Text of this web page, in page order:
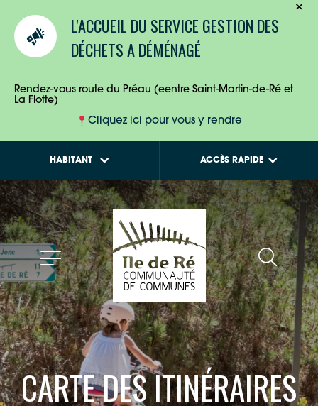
L'ACCUEIL DU SERVICE GESTION DES
DÉCHETS A DÉMÉNAGÉ
Rendez-vous route du Préau (eentre Saint-Martin-de-Ré et
La Flotte)
Cliquez ici pour vous y rendre
HABITANT
ENTREPRISES
CARTE DES ITINÉRAIRES
collecte des déchets
ACCÈS RAPIDE